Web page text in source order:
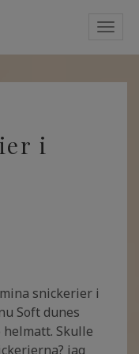
i
snickerier i
Soft dunes
Skulle
jag